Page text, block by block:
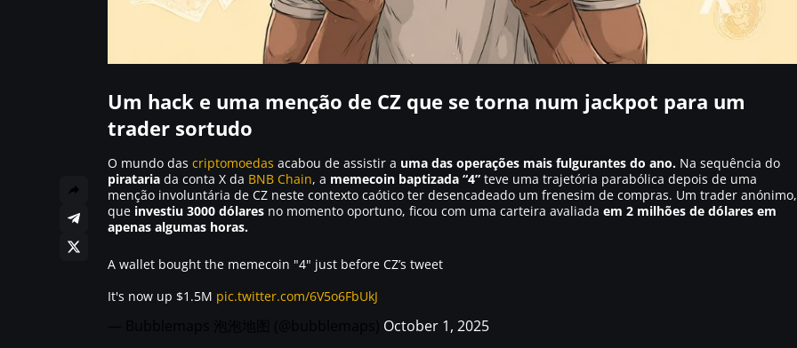
Um hack e uma menção de CZ que se torna num jackpot para um
trader sortudo
O mundo das criptomoedas acabou de assistir a uma das operações mais fulgurantes do ano. Na sequência do
pirataria da conta X da BNB Chain, a memecoin baptizada “4” teve uma trajetória parabólica depois de uma
menção involuntária de CZ neste contexto caótico ter desencadeado um frenesim de compras. Um trader anónimo,
que investiu 3000 dólares no momento oportuno, ficou com uma carteira avaliada em 2 milhões de dólares em
apenas algumas horas.
A wallet bought the memecoin "4" just before CZ’s tweet
It's now up $1.5M pic.twitter.com/6V5o6FbUkJ
October 1, 2025